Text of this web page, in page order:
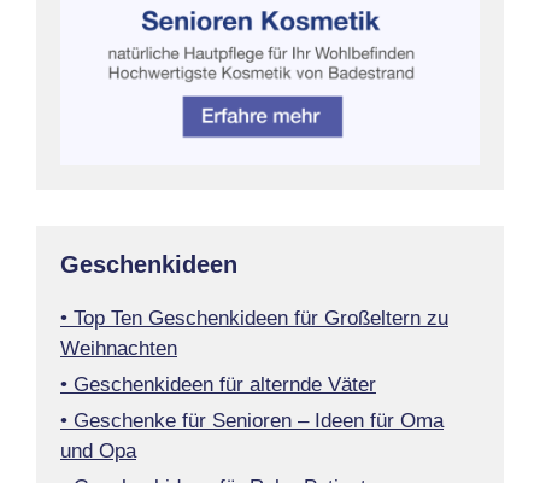
Geschenkideen
• Top Ten Geschenkideen für Großeltern zu
Weihnachten
• Geschenkideen für alternde Väter
• Geschenke für Senioren – Ideen für Oma
und Opa